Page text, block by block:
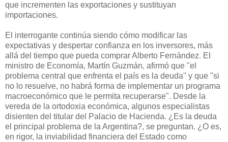
que incrementen las exportaciones y sustituyan
importaciones.
El interrogante continúa siendo cómo modificar las
expectativas y despertar confianza en los inversores, más
allá del tiempo que pueda comprar Alberto Fernández. El
ministro de Economía, Martín Guzmán, afirmó que "el
problema central que enfrenta el país es la deuda" y que "si
no lo resuelve, no habrá forma de implementar un programa
macroeconómico que le permita recuperarse". Desde la
vereda de la ortodoxia económica, algunos especialistas
disienten del titular del Palacio de Hacienda. ¿Es la deuda
el principal problema de la Argentina?, se preguntan. ¿O es,
en rigor, la inviabilidad financiera del Estado como